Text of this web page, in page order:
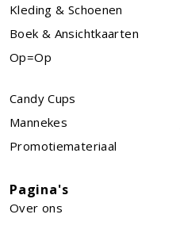
Kleding & Schoenen
Boek & Ansichtkaarten
Op=Op
Candy Cups
Mannekes
Promotiemateriaal
Pagina's
Over ons